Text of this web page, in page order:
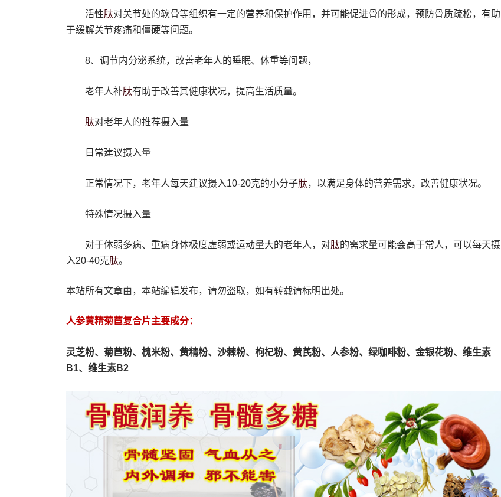
活性肽对关节处的软骨等组织有一定的营养和保护作用，并可能促进骨的形成，预防骨质疏松，有助
于缓解关节疼痛和僵硬等问题。
8、调节内分泌系统，改善老年人的睡眠、体重等问题，
老年人补肽有助于改善其健康状况，提高生活质量‌。
肽对老年人的推荐摄入量‌
‌日常建议摄入量‌
正常情况下，老年人每天建议摄入10-20克的小分子肽，以满足身体的营养需求，改善健康状况‌。
‌特殊情况摄入量‌
对于体弱多病、重病身体极度虚弱或运动量大的老年人，对肽的需求量可能会高于常人，可以每天摄
入20-40克肽‌。
本站所有文章由，本站编辑发布，请勿盗取，如有转载请标明出处。
人参黄精菊苣复合片主要成分：
灵芝粉、 菊苣粉、 槐米粉、 黄精粉、沙棘粉、枸杞粉、黄芪粉、人参粉、绿咖啡粉、金银花粉、维生素
B1、维生素B2